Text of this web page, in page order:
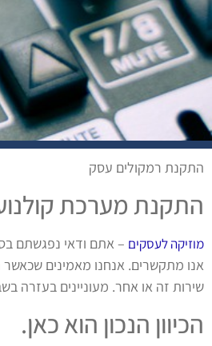
התקנת רמקולים עסק
התקנת מערכת
מוזיקה לעסקים – אתם ודאי נפגשתם
אנו מתקשרים. אנחנו מאמינים
שירות זה או אחר. מעוניינים בעזרה
הכיוון הנכון הוא כאן.